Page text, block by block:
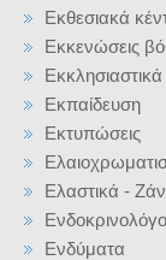
Εκθεσιακά
Εκκενώσεις
Εκκλησιαστικά
Εκπαίδευση
Εκτυπώσεις
Ελαστικά -
Ενδύματα